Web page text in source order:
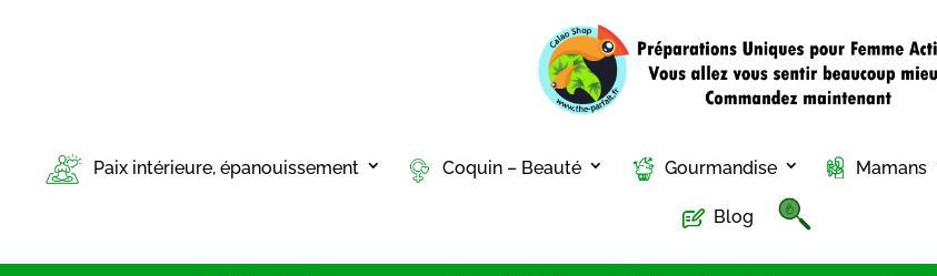
Paix intérieure, épanouissement Coquin – Beauté Gourmandise Mamans
Blog